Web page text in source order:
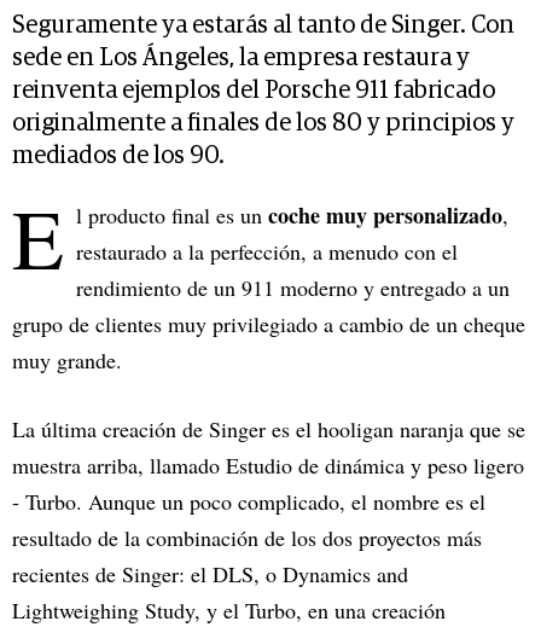
Seguramente ya estarás al tanto de Singer. Con
sede en Los Ángeles, la empresa restaura y
reinventa ejemplos del Porsche 911 fabricado
originalmente a finales de los 80 y principios y
mediados de los 90.
E l producto final es un coche muy personalizado,
restaurado a la perfección, a menudo con el
rendimiento de un 911 moderno y entregado a un
grupo de clientes muy privilegiado a cambio de un cheque
muy grande.
La última creación de Singer es el hooligan naranja que se
muestra arriba, llamado Estudio de dinámica y peso ligero
- Turbo. Aunque un poco complicado, el nombre es el
resultado de la combinación de los dos proyectos más
recientes de Singer: el DLS, o Dynamics and
Lightweighing Study, y el Turbo, en una creación